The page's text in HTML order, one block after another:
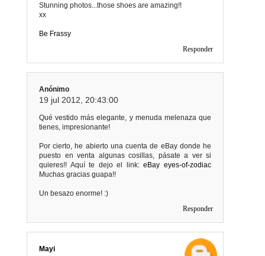
Stunning photos...those shoes are amazing!!
xx
Be Frassy
Responder
Anónimo
19 jul 2012, 20:43:00
Qué vestido más elegante, y menuda melenaza que
tienes, impresionante!
Por cierto, he abierto una cuenta de eBay donde he
puesto en venta algunas cosillas, pásate a ver si
quieres!! Aquí te dejo el link:eBay eyes-of-zodiac
Muchas gracias guapa!!
Un besazo enorme! :)
Responder
Mayi